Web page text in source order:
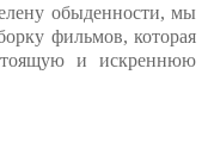
обыденности, мы
фильмов, которая
и искреннюю